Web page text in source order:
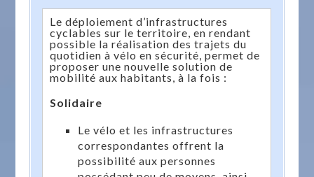
Le déploiement d’infrastructures
cyclables sur le territoire, en rendant
possible la réalisation des trajets du
quotidien à vélo en sécurité, permet de
proposer une nouvelle solution de
mobilité aux habitants, à la fois :
Solidaire
Le vélo et les infrastructures
correspondantes offrent la
possibilité aux personnes